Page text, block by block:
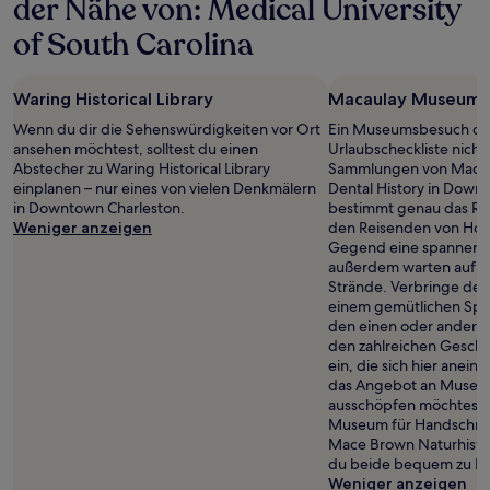
der Nähe von: Medical University
of South Carolina
Waring Historical Library
Wenn du dir die Sehenswürdigkeiten vor Ort
ansehen möchtest, solltest du einen
Abstecher zu Waring Historical Library
einplanen – nur eines von vielen Denkmälern
in Downtown Charleston.
Weniger anzeigen
Macaulay
Ein Museumsbesuch
Urlaubscheckliste
Sammlungen von
Dental History in
bestimmt genau das
den Reisenden von
Gegend eine
außerdem warten auf
Strände. Verbringe
einem gemütlichen
den einen oder
den zahlreichen
ein, die sich hier
das Angebot an
ausschöpfen
Museum für
Mace Brown
du beide bequem zu
Weniger anzeigen